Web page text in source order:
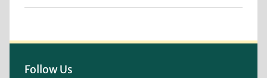
Follow Us